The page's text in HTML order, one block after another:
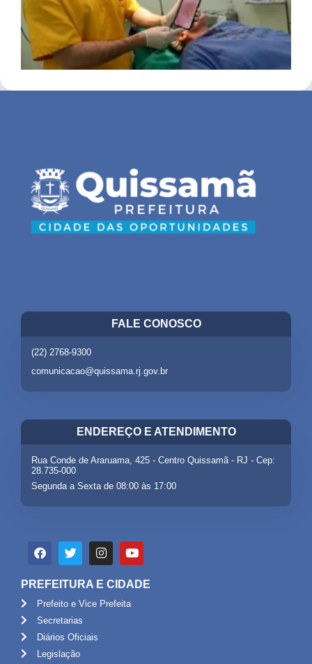
FALE CONOSCO
(22) 2768-9300
comunicacao@quissama.rj.gov.br
ENDEREÇO E ATENDIMENTO
Rua Conde de Araruama, 425 - Centro Quissamã - RJ - Cep:
28.735-000
Segunda a Sexta de 08:00 às 17:00
PREFEITURA E CIDADE
Prefeito e Vice Prefeita
Secretarias
Diários Oficiais
Legislação